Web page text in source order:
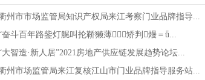
州市市场监管局知识产权局来江考察门业品牌指导...
奋斗百年路鈭灯艉叫抡鞒獭薄矫判熳＝ǖ...
大智造·新人居”2021房地产供应链发展趋势论坛...
州市场监管局来江复核江山市门业品牌指导服务站...